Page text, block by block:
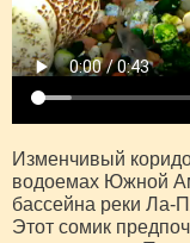
Изменчивый
водоемах Южной
бассейна реки Ла-
Этот сомик